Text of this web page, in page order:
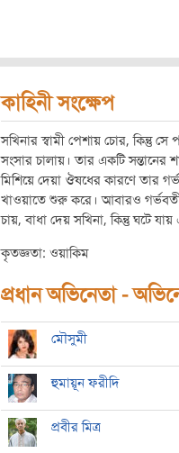
কাহিনী সংক্ষেপ
সখিনার স্বামী পেশায় চোর, কিন্তু
সংসার চালায়। তার একটি সন্তানের
মিশিয়ে দেয়া ঔষধের কারণে তার
খাওয়াতে শুরু করে। আবারও গর্ভবতী
চায়, বাধা দেয় সখিনা, কিন্তু ঘটে যায়
কৃতজ্ঞতা: ওয়াকিম
প্রধান অভিনেতা -
মৌসুমী
হুমায়ূন ফরীদি
প্রবীর মিত্র